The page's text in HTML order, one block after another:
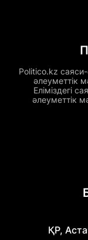
Politico.kz саяси-
әлеуметтік
Еліміздегі
әлеуметтік
ҚР,